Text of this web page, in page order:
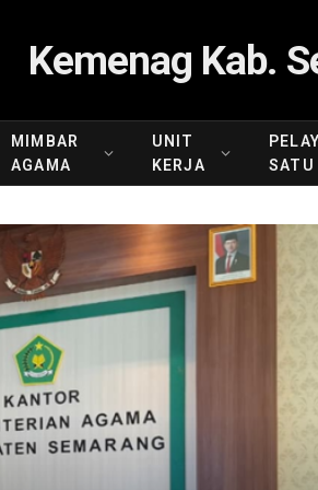
Kemenag Kab.
MIMBAR
AGAMA
UNIT
KERJA
SATU